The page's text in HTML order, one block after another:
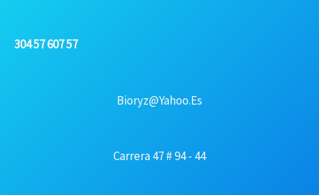
304 57 607 57
Bioryz@yahoo.es
Carrera 47 # 94 - 44